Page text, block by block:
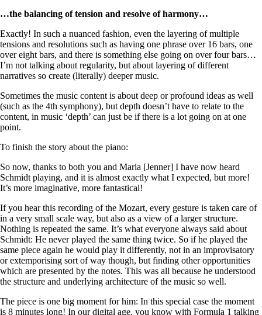
…the balancing of tension and resolve of harmony…
Exactly! In such a nuanced fashion, even the layering of multiple
tensions and resolutions such as having one phrase over 16 bars, one
over eight bars, and there is something else going on over four bars…
I’m not talking about regularity, but about layering of different
narratives so create (literally) deeper music.
Sometimes the music content is about deep or profound ideas as well
(such as the 4th symphony), but depth doesn’t have to relate to the
content, in music ‘depth’ can just be if there is a lot going on at one
point.
To finish the story about the piano:
So now, thanks to both you and Maria [Jenner] I have now heard
Schmidt playing, and it is almost exactly what I expected, but more!
It’s more imaginative, more fantastical!
If you hear this recording of the Mozart, every gesture is taken care of
in a very small scale way, but also as a view of a larger structure.
Nothing is repeated the same. It’s what everyone always said about
Schmidt: He never played the same thing twice. So if he played the
same piece again he would play it differently, not in an improvisatory
or extemporising sort of way though, but finding other opportunities
which are presented by the notes. This was all because he understood
the structure and underlying architecture of the music so well.
The piece is one big moment for him: In this special case the moment
is 8 minutes long! In our digital age, you know with Formula 1 talking